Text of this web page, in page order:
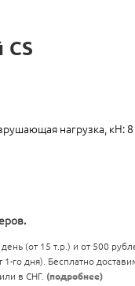
нагрузка, кН: 8
(от 15 т.р.) и от 500
го дня). Бесплатно
в СНГ. (подробнее)